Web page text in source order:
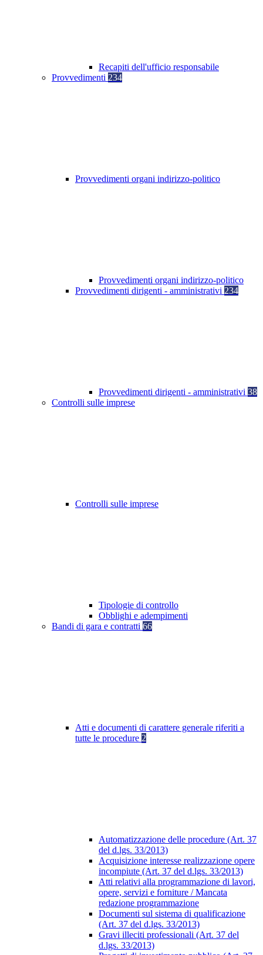
Recapiti dell'ufficio responsabile
Provvedimenti 234
Provvedimenti organi indirizzo-politico
Provvedimenti organi indirizzo-politico
Provvedimenti dirigenti - amministrativi 234
Provvedimenti dirigenti - amministrativi 38
Controlli sulle imprese
Controlli sulle imprese
Tipologie di controllo
Obblighi e adempimenti
Bandi di gara e contratti 66
Atti e documenti di carattere generale riferiti a
tutte le procedure 2
Automatizzazione delle procedure (Art. 37
del d.lgs. 33/2013)
Acquisizione interesse realizzazione opere
incompiute (Art. 37 del d.lgs. 33/2013)
Atti relativi alla programmazione di lavori,
opere, servizi e forniture / Mancata
redazione programmazione
Documenti sul sistema di qualificazione
(Art. 37 del d.lgs. 33/2013)
Gravi illeciti professionali (Art. 37 del
d.lgs. 33/2013)